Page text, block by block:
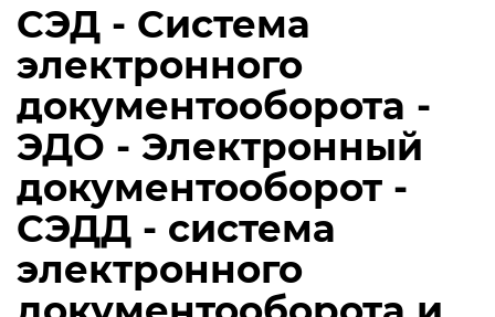
СЭД - Система
электронного
документооборота -
ЭДО - Электронный
документооборот -
СЭДД - система
электронного